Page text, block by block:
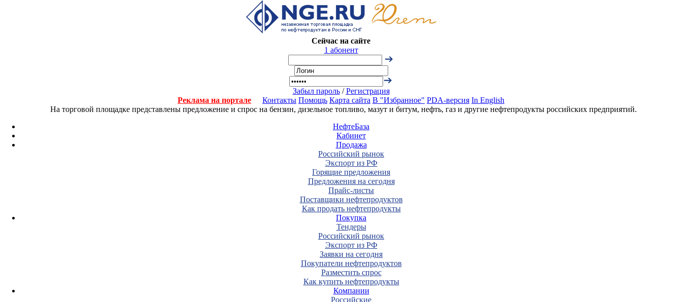
Сейчас на сайте
1 абонент
Забыл пароль/Регистрация
Реклама на портале
Контакты Помощь Карта сайта В "Избранное" PDA-версия In English
На торговой площадке представлены предложение и спрос на бензин, дизельное топливо, мазут и битум, нефть, газ и другие нефтепродукты российских предприятий.
НефтеБаза
Кабинет
Продажа
Российский рынок
Экспорт из РФ
Горящие предложения
Предложения на сегодня
Прайс-листы
Поставщики нефтепродуктов
Как продать нефтепродукты
Покупка
Тендеры
Российский рынок
Экспорт из РФ
Заявки на сегодня
Покупатели нефтепродуктов
Разместить спрос
Как купить нефтепродукты
Компании
Российские